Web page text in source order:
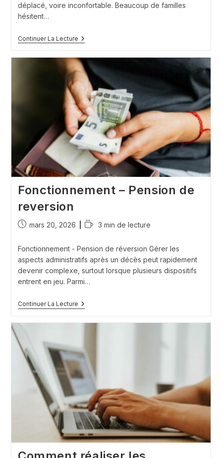
déplacé, voire inconfortable. Beaucoup de familles
hésitent…
Continuer La LectureCombien
Frais
De
Succession
En
France
?
Fonctionnement – Pension de
reversion
Publication
mars 20, 2026
Temps
lecture :
3 min de lecture
Fonctionnement - Pension de réversion Gérer les
aspects administratifs après un décès peut rapidement
devenir complexe, surtout lorsque plusieurs dispositifs
entrent en jeu. Parmi…
Continuer La LectureFonctionnement
–